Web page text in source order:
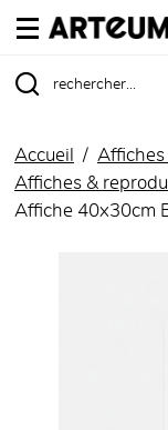
ARTEUM, la
Accueil
Affiches
Affiches &
Affiche 40x30cm